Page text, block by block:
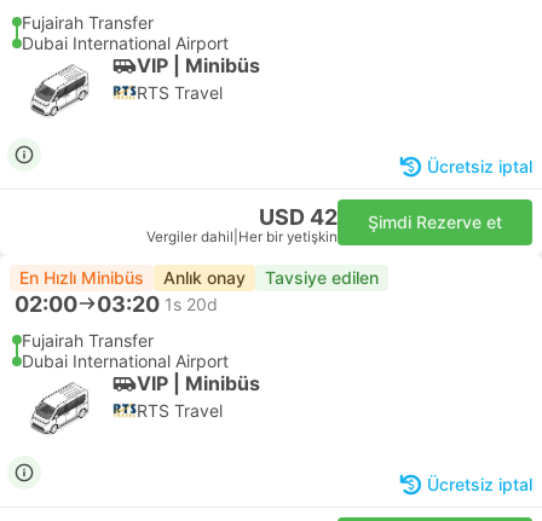
Fujairah Transfer
Dubai International Airport
VIP | Minibüs
RTS Travel
Ücretsiz iptal
USD 42
Vergiler dahil Her bir yetişkin
Şimdi Rezerve et
En Hızlı Minibüs Anlık onay Tavsiye edilen
02:00 03:20 1s 20d
Fujairah Transfer
Dubai International Airport
VIP | Minibüs
RTS Travel
Ücretsiz iptal